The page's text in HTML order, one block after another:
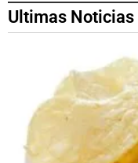
Ultimas Noticias